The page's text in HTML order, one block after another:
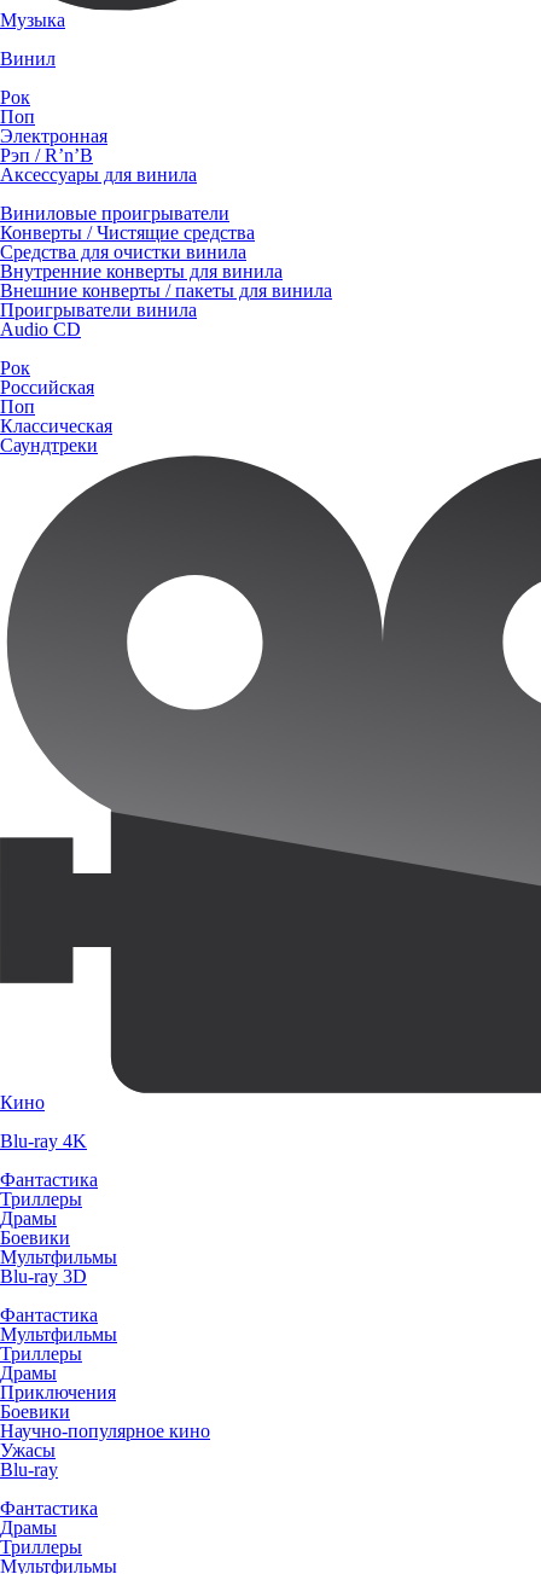
Музыка
Винил
Рок
Поп
Электронная
Рэп / R’n’B
Аксессуары для винила
Виниловые проигрыватели
Конверты / Чистящие средства
Средства для очистки винила
Внутренние конверты для винила
Внешние конверты / пакеты для винила
Проигрыватели винила
Audio CD
Рок
Российская
Поп
Классическая
Саундтреки
Кино
Blu-ray 4K
Фантастика
Триллеры
Драмы
Боевики
Мультфильмы
Blu-ray 3D
Фантастика
Мультфильмы
Триллеры
Драмы
Приключения
Боевики
Научно-популярное кино
Ужасы
Blu-ray
Фантастика
Драмы
Триллеры
Мультфильмы